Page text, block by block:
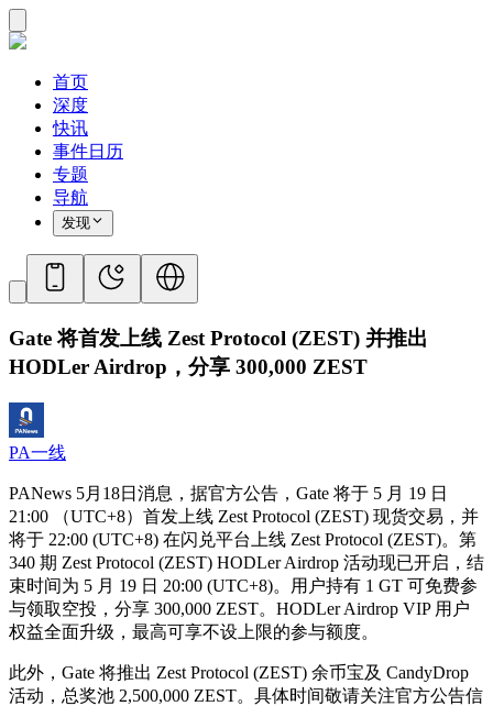
首页
深度
快讯
事件日历
专题
导航
发现
Gate 将首发上线 Zest Protocol (ZEST) 并推出
HODLer Airdrop，分享 300,000 ZEST
PA一线
PANews 5月18日消息，据官方公告，Gate 将于 5 月 19 日
21:00 （UTC+8）首发上线 Zest Protocol (ZEST) 现货交易，并
将于 22:00 (UTC+8) 在闪兑平台上线 Zest Protocol (ZEST)。第
340 期 Zest Protocol (ZEST) HODLer Airdrop 活动现已开启，结
束时间为 5 月 19 日 20:00 (UTC+8)。用户持有 1 GT 可免费参
与领取空投，分享 300,000 ZEST。HODLer Airdrop VIP 用户
权益全面升级，最高可享不设上限的参与额度。
此外，Gate 将推出 Zest Protocol (ZEST) 余币宝及 CandyDrop
活动，总奖池 2,500,000 ZEST。具体时间敬请关注官方公告信